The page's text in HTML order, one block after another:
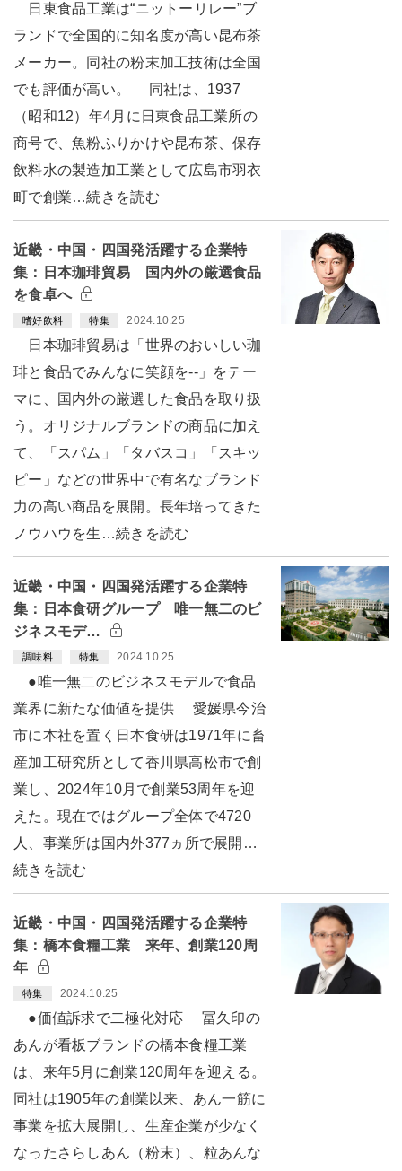
日東食品工業は“ニットーリレー”ブ
ランドで全国的に知名度が高い昆布茶
メーカー。同社の粉末加工技術は全国
でも評価が高い。 同社は、1937
（昭和12）年4月に日東食品工業所の
商号で、魚粉ふりかけや昆布茶、保存
飲料水の製造加工業として広島市羽衣
町で創業…続きを読む
近畿・中国・四国発活躍する企業特
集：日本珈琲貿易 国内外の厳選食品
を食卓へ
嗜好飲料 特集 2024.10.25
日本珈琲貿易は「世界のおいしい珈
琲と食品でみんなに笑顔を--」をテー
マに、国内外の厳選した食品を取り扱
う。オリジナルブランドの商品に加え
て、「スパム」「タバスコ」「スキッ
ピー」などの世界中で有名なブランド
力の高い商品を展開。長年培ってきた
ノウハウを生…続きを読む
近畿・中国・四国発活躍する企業特
集：日本食研グループ 唯一無二のビ
ジネスモデ…
調味料 特集 2024.10.25
●唯一無二のビジネスモデルで食品
業界に新たな価値を提供 愛媛県今治
市に本社を置く日本食研は1971年に畜
産加工研究所として香川県高松市で創
業し、2024年10月で創業53周年を迎
えた。現在ではグループ全体で4720
人、事業所は国内外377ヵ所で展開…
続きを読む
近畿・中国・四国発活躍する企業特
集：橋本食糧工業 来年、創業120周
年
特集 2024.10.25
●価値訴求で二極化対応 冨久印の
あんが看板ブランドの橋本食糧工業
は、来年5月に創業120周年を迎える。
同社は1905年の創業以来、あん一筋に
事業を拡大展開し、生産企業が少なく
なったさらしあん（粉末）、粒あんな